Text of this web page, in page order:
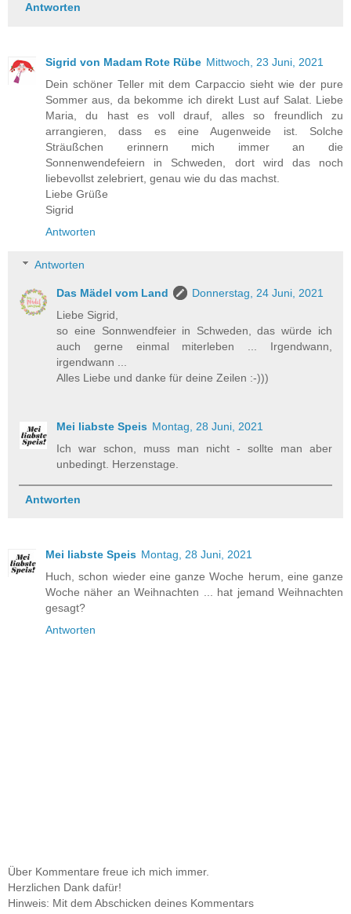
Antworten
Sigrid von Madam Rote Rübe Mittwoch, 23 Juni, 2021
Dein schöner Teller mit dem Carpaccio sieht wie der pure
Sommer aus, da bekomme ich direkt Lust auf Salat. Liebe
Maria, du hast es voll drauf, alles so freundlich zu
arrangieren, dass es eine Augenweide ist. Solche
Sträußchen erinnern mich immer an die
Sonnenwendefeiern in Schweden, dort wird das noch
liebevollst zelebriert, genau wie du das machst.
Liebe Grüße
Sigrid
Antworten
Antworten
Das Mädel vom Land
Donnerstag, 24 Juni, 2021
Liebe Sigrid,
so eine Sonnwendfeier in Schweden, das würde ich
auch gerne einmal miterleben ... Irgendwann,
irgendwann ...
Alles Liebe und danke für deine Zeilen :-)))
Mei liabste Speis Montag, 28 Juni, 2021
Ich war schon, muss man nicht - sollte man aber
unbedingt. Herzenstage.
Antworten
Mei liabste Speis Montag, 28 Juni, 2021
Huch, schon wieder eine ganze Woche herum, eine ganze
Woche näher an Weihnachten ... hat jemand Weihnachten
gesagt?
Antworten
Über Kommentare freue ich mich immer.
Herzlichen Dank dafür!
Hinweis: Mit dem Abschicken deines Kommentars